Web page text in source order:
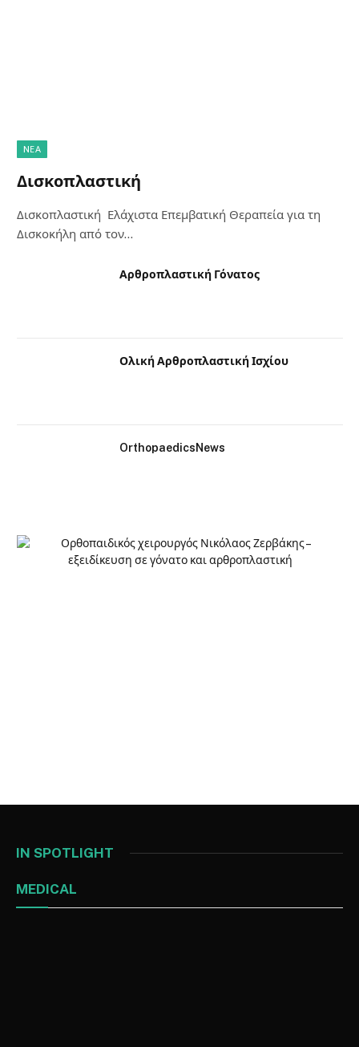
NΈΑ
Δισκοπλαστική
Δισκοπλαστική Ελάχιστα Επεμβατική Θεραπεία για τη
Δισκοκήλη από τον…
Αρθροπλαστική Γόνατος
Ολική Αρθροπλαστική Ισχίου
OrthopaedicsNews
IN SPOTLIGHT
MEDICAL